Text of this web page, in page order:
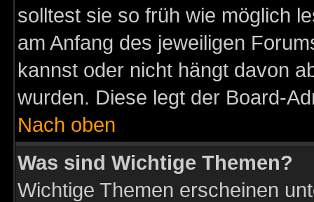
solltest sie so früh wie möglich
am Anfang des jeweiligen
kannst oder nicht hängt davon
wurden. Diese legt der Board-
Nach oben
Was sind Wichtige Themen?
Wichtige Themen erscheinen